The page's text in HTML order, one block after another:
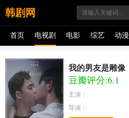
韩剧网
首页 电视剧 电影 综艺 动漫
我的男友是雕像
豆瓣评分:6.1
主演：
导演：